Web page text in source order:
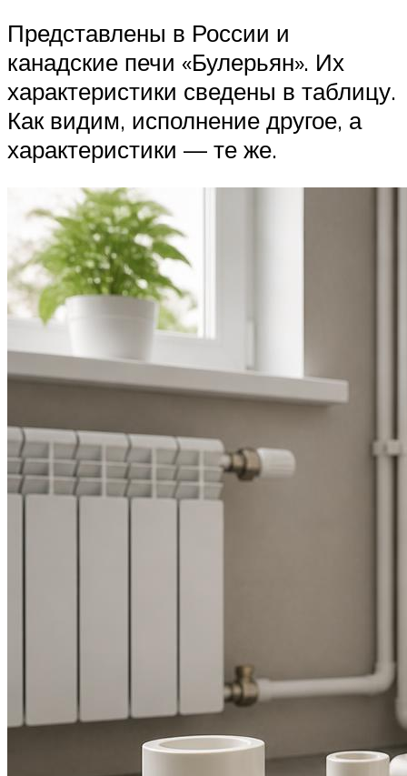
Представлены в России и
канадские печи «Булерьян». Их
характеристики сведены в таблицу.
Как видим, исполнение другое, а
характеристики — те же.